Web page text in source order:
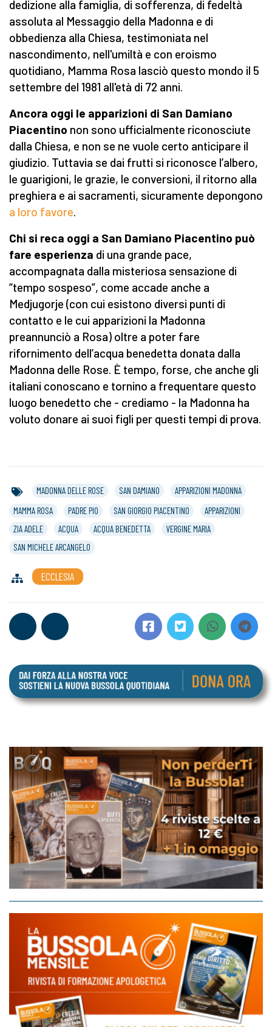
dedizione alla famiglia, di sofferenza, di fedeltà
assoluta al Messaggio della Madonna e di
obbedienza alla Chiesa, testimoniata nel
nascondimento, nell'umiltà e con eroismo
quotidiano, Mamma Rosa lasciò questo mondo il 5
settembre del 1981 all'età di 72 anni.
Ancora oggi le apparizioni di San Damiano
Piacentino non sono ufficialmente riconosciute
dalla Chiesa, e non se ne vuole certo anticipare il
giudizio. Tuttavia se dai frutti si riconosce l’albero,
le guarigioni, le grazie, le conversioni, il ritorno alla
preghiera e ai sacramenti, sicuramente depongono
a loro favore.
Chi si reca oggi a San Damiano Piacentino può
fare esperienza di una grande pace,
accompagnata dalla misteriosa sensazione di
“tempo sospeso”, come accade anche a
Medjugorje (con cui esistono diversi punti di
contatto e le cui apparizioni la Madonna
preannunciò a Rosa) oltre a poter fare
rifornimento dell’acqua benedetta donata dalla
Madonna delle Rose. È tempo, forse, che anche gli
italiani conoscano e tornino a frequentare questo
luogo benedetto che - crediamo - la Madonna ha
voluto donare ai suoi figli per questi tempi di prova.
MADONNA DELLE ROSE SAN DAMIANO
APPARIZIONI MADONNA
MAMMA ROSA
PADRE PIO SAN GIORGIO PIACENTINO
APPARIZIONI
ZIA ADELE
ACQUA ACQUA BENEDETTA
VERGINE MARIA
SAN MICHELE ARCANGELO
ECCLESIA